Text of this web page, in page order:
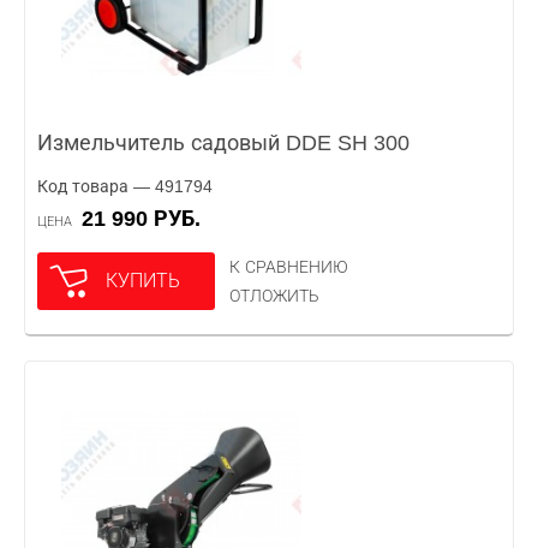
Измельчитель садовый DDE SH 300
Код товара — 491794
ЦЕНА 21 990 РУБ.
КУПИТЬ
К СРАВНЕНИЮ
ОТЛОЖИТЬ